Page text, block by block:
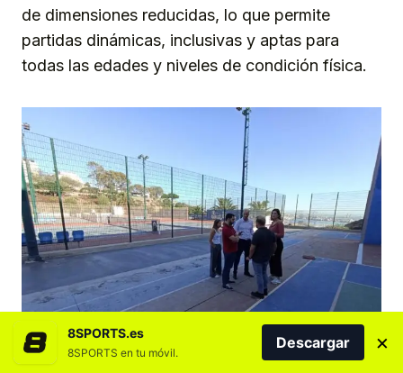
de dimensiones reducidas, lo que permite
partidas dinámicas, inclusivas y aptas para
todas las edades y niveles de condición física.
8SPORTS.es
8SPORTS en tu móvil.
Descargar ×